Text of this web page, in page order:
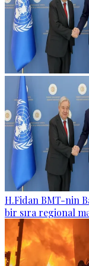
H.Fidan BMT-nin
bir sıra regional